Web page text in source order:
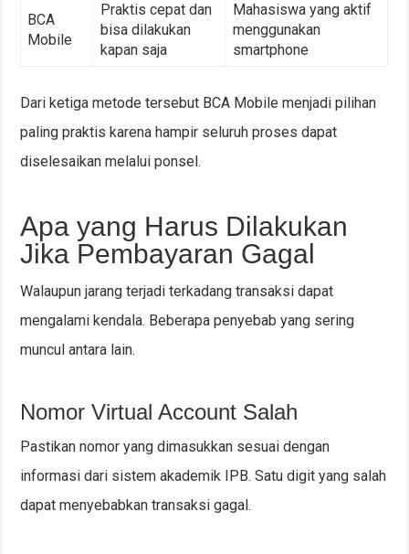
BCA
Mobile
Praktis cepat dan
bisa dilakukan
kapan saja
Mahasiswa yang aktif
menggunakan
smartphone
Dari ketiga metode tersebut BCA Mobile menjadi pilihan
paling praktis karena hampir seluruh proses dapat
diselesaikan melalui ponsel.
Apa yang Harus Dilakukan
Jika Pembayaran Gagal
Walaupun jarang terjadi terkadang transaksi dapat
mengalami kendala. Beberapa penyebab yang sering
muncul antara lain.
Nomor Virtual Account Salah
Pastikan nomor yang dimasukkan sesuai dengan
informasi dari sistem akademik IPB. Satu digit yang salah
dapat menyebabkan transaksi gagal.